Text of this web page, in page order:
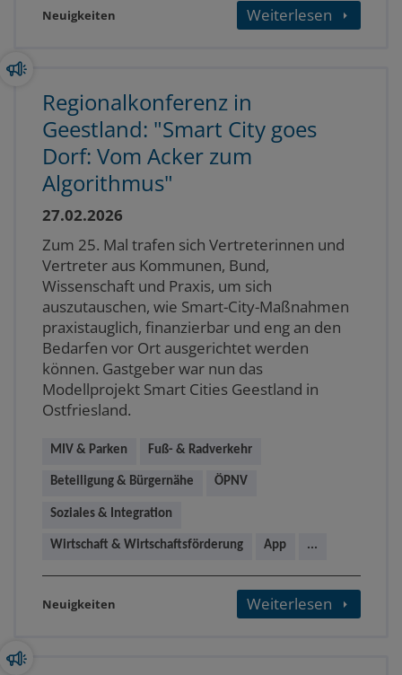
Neuigkeiten Weiterlesen
Regionalkonferenz in
Geestland: "Smart City goes
Dorf: Vom Acker zum
Algorithmus"
27.02.2026
Zum 25. Mal trafen sich Vertreterinnen und
Vertreter aus Kommunen, Bund,
Wissenschaft und Praxis, um sich
auszutauschen, wie Smart-City-Maßnahmen
praxistauglich, finanzierbar und eng an den
Bedarfen vor Ort ausgerichtet werden
können. Gastgeber war nun das
Modellprojekt Smart Cities Geestland in
Ostfriesland.
MIV & Parken Fuß- & Radverkehr
Beteiligung & Bürgernähe ÖPNV
Soziales & Integration
Wirtschaft & Wirtschaftsförderung App ...
Neuigkeiten Weiterlesen